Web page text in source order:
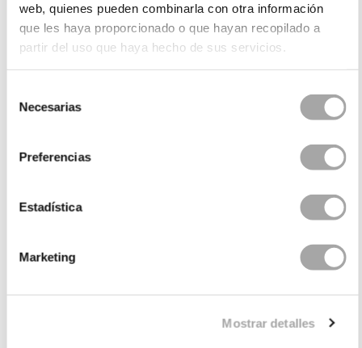
web, quienes pueden combinarla con otra información
que les haya proporcionado o que hayan recopilado a
partir del uso que haya hecho de sus servicios.
Necesarias
Preferencias
Estadística
Marketing
Mostrar detalles